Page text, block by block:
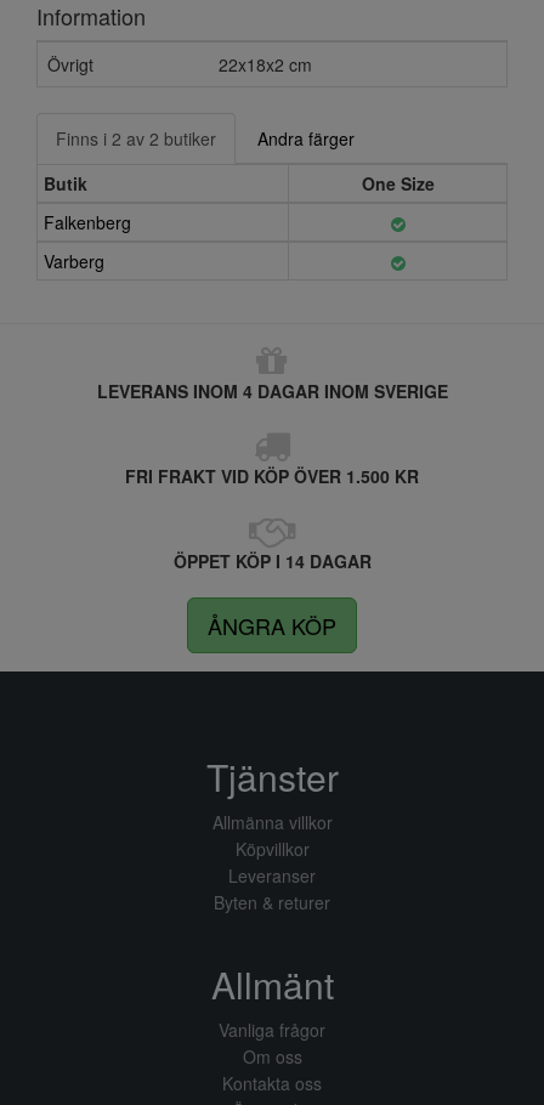
Information
Övrigt 22x18x2 cm
Finns i 2 av 2 butiker
Andra färger
Butik
One Size
Falkenberg
Varberg
LEVERANS INOM 4 DAGAR INOM SVERIGE
FRI FRAKT VID KÖP ÖVER 1.500 KR
ÖPPET KÖP I 14 DAGAR
ÅNGRA KÖP
Tjänster
Allmänna villkor
Köpvillkor
Leveranser
Byten & returer
Allmänt
Vanliga frågor
Om oss
Kontakta oss